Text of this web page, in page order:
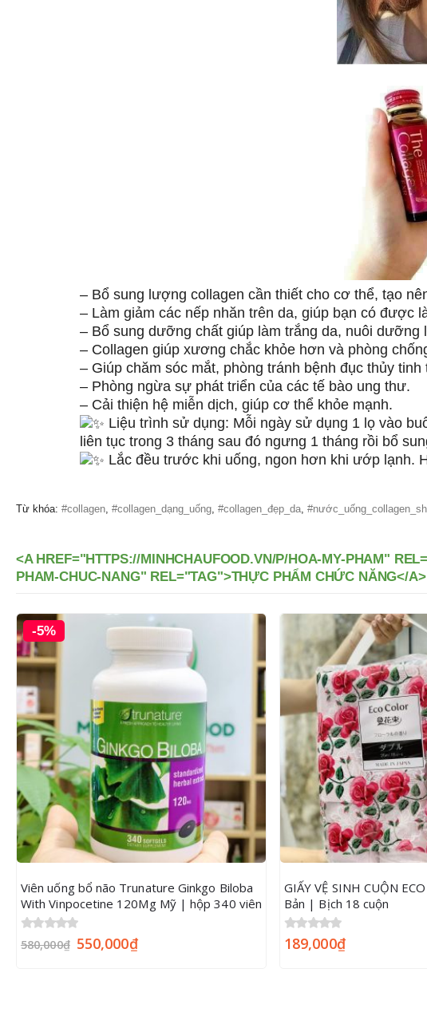
– Bổ sung lượng collagen cần thiết cho cơ thể, tạo
– Làm giảm các nếp nhăn trên da, giúp bạn có được
– Bổ sung dưỡng chất giúp làm trắng da, nuôi dưỡng
– Collagen giúp xương chắc khỏe hơn và phòng
– Giúp chăm sóc mắt, phòng tránh bệnh đục thủy tinh
– Phòng ngừa sự phát triển của các tế bào ung thư.
– Cải thiện hệ miễn dịch, giúp cơ thể khỏe mạnh.
Liệu trình sử dụng: Mỗi ngày sử dụng 1 lọ vào
liên tục trong 3 tháng sau đó ngưng 1 tháng rồi bổ
Lắc đều trước khi uống, ngon hơn khi ướp lạnh.
Từ khóa: #collagen, #collagen_dạng_uống, #collagen_đẹp_da,
<A HREF="HTTPS://MINHCHAUFOOD.VN/P/HOA-MY-PHAM"
PHAM-CHUC-NANG" REL="TAG">THỰC PHẨM CHỨC NĂNG</A>
-5%
Viên uống bổ não Trunature Ginkgo Biloba
With Vinpocetine 120Mg Mỹ | hộp 340 viên
0out of 5
580,000₫ 550,000₫
GIẤY VỆ SINH CUỘN
Bản | Bịch 18 cuộn
0out of 5
189,000₫